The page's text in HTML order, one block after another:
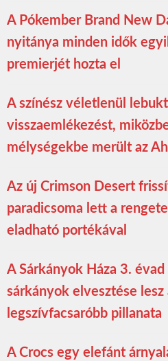
A Pókember Brand New
nyitánya minden idők
premierjét hozta el
A színész véletlenül
visszaemlékezést,
mélységekbe merült az
Az új Crimson Desert
paradicsoma lett a
eladható portékával
A Sárkányok Háza 3.
sárkányok elvesztése lesz
legszívfacsaróbb pillanata
A Crocs egy elefánt